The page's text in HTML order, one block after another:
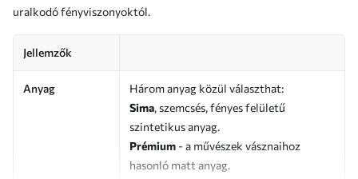
uralkodó fényviszonyoktól.
Jellemzők
Anyag
Három anyag közül választhat:
Sima, szemcsés, fényes felületű
szintetikus anyag.
Prémium - a művészek vásznaihoz
hasonló matt anyag.